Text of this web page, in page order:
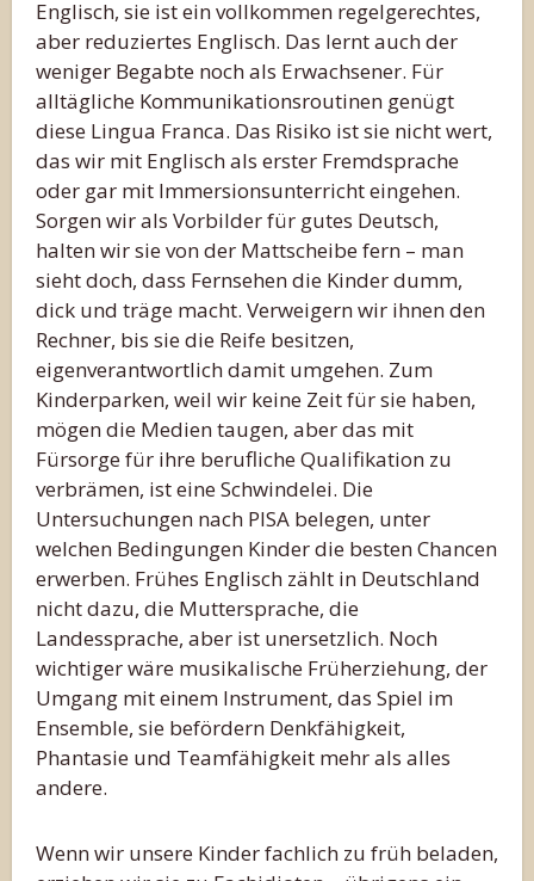
Englisch, sie ist ein vollkommen regelgerechtes,
aber reduziertes Englisch. Das lernt auch der
weniger Begabte noch als Erwachsener. Für
alltägliche Kommunikationsroutinen genügt
diese Lingua Franca. Das Risiko ist sie nicht wert,
das wir mit Englisch als erster Fremdsprache
oder gar mit Immersionsunterricht eingehen.
Sorgen wir als Vorbilder für gutes Deutsch,
halten wir sie von der Mattscheibe fern – man
sieht doch, dass Fernsehen die Kinder dumm,
dick und träge macht. Verweigern wir ihnen den
Rechner, bis sie die Reife besitzen,
eigenverantwortlich damit umgehen. Zum
Kinderparken, weil wir keine Zeit für sie haben,
mögen die Medien taugen, aber das mit
Fürsorge für ihre berufliche Qualifikation zu
verbrämen, ist eine Schwindelei. Die
Untersuchungen nach PISA belegen, unter
welchen Bedingungen Kinder die besten Chancen
erwerben. Frühes Englisch zählt in Deutschland
nicht dazu, die Muttersprache, die
Landessprache, aber ist unersetzlich. Noch
wichtiger wäre musikalische Früherziehung, der
Umgang mit einem Instrument, das Spiel im
Ensemble, sie befördern Denkfähigkeit,
Phantasie und Teamfähigkeit mehr als alles
andere.
Wenn wir unsere Kinder fachlich zu früh beladen,